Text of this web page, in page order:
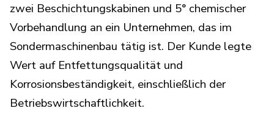
zwei Beschichtungskabinen und 5° chemischer
Vorbehandlung an ein Unternehmen, das im
Sondermaschinenbau tätig ist. Der Kunde legte
Wert auf Entfettungsqualität und
Korrosionsbeständigkeit, einschließlich der
Betriebswirtschaftlichkeit.